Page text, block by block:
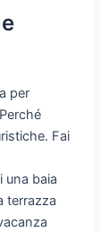
per
Fai
una baia
terrazza